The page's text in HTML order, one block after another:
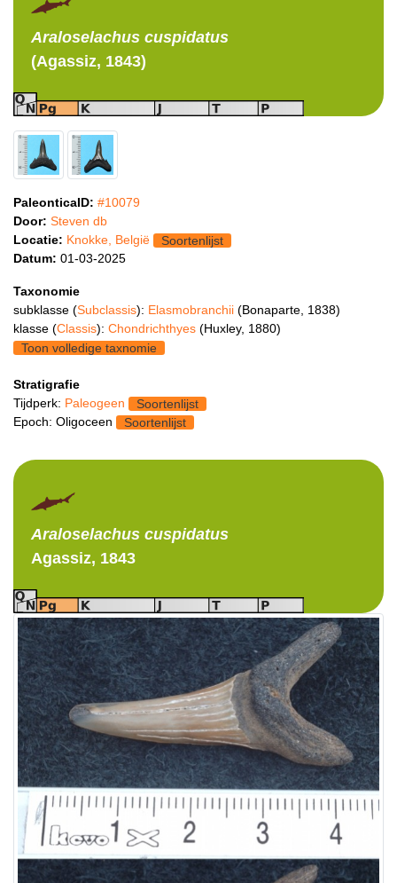
Araloselachus cuspidatus
(Agassiz, 1843)
PaleonticaID: #10079
Door: Steven db
Locatie: Knokke, België
Soortenlijst
Datum: 01-03-2025
Taxonomie
subklasse (Subclassis): Elasmobranchii (Bonaparte, 1838)
klasse (Classis): Chondrichthyes (Huxley, 1880)
Toon volledige taxnomie
Stratigrafie
Tijdperk: Paleogeen
Soortenlijst
Epoch: Oligoceen
Soortenlijst
Araloselachus cuspidatus
Agassiz, 1843